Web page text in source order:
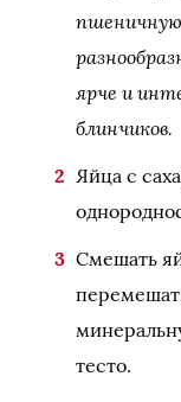
ярче и
блинчиков.
Яйца с
Смешать
тесто.